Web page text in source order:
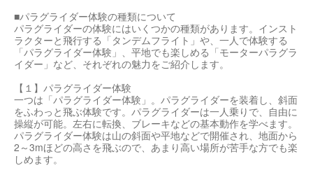
■パラグライダー体験の種類について
パラグライダーの体験にはいくつかの種類があります。インスト
ラクターと飛行する「タンデムフライト」や、一人で体験する
「パラグライダー体験」、平地でも楽しめる「モーターパラグラ
イダー」など、それぞれの魅力をご紹介します。
【１】パラグライダー体験
一つは「パラグライダー体験」。パラグライダーを装着し、斜面
をふわっと飛ぶ体験です。パラグライダーは一人乗りで、自由に
操縦が可能。左右に転換、ブレーキなどの基本動作を学べます。
パラグライダー体験は山の斜面や平地などで開催され、地面から
2～3mほどの高さを飛ぶので、あまり高い場所が苦手な方でも楽
しめます。